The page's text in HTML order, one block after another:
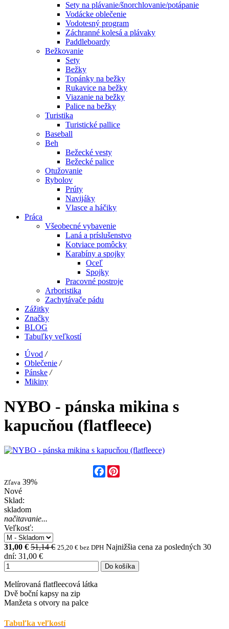
Sety na plávanie/šnorchlovanie/potápanie
Vodácke oblečenie
Vodotesný program
Záchranné kolesá a plávaky
Paddleboardy
Bežkovanie
Sety
Bežky
Topánky na bežky
Rukavice na bežky
Viazanie na bežky
Palice na bežky
Turistika
Turistické pallice
Baseball
Beh
Bežecké vesty
Bežecké palice
Otužovanie
Rybolov
Prúty
Navijáky
Vlasce a háčiky
Práca
Všeobecné vybavenie
Laná a príslušenstvo
Kotviace pomôcky
Karabíny a spojky
Oceľ
Spojky
Pracovné postroje
Arboristika
Zachytávače pádu
Zážitky
Značky
BLOG
Tabuľky veľkostí
Úvod /
Oblečenie /
Pánske /
Mikiny
NYBO - pánska mikina s
kapucňou (flatfleece)
Facebook
Zľava 39%
Nové
Sklad:
skladom
načitavanie...
Veľkosť:
31,00 € 51,14 € 25,20 € bez DPH Najnižšia cena za posledných 30
dní: 31,00 €
Do košíka
Melírovaná flatfleecová látka
Dvě boční kapsy na zip
Manžeta s otvory na palce
Tabuľka veľkostí